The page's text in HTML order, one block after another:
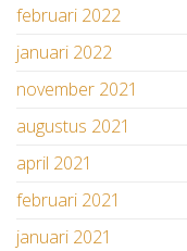
februari 2022
januari 2022
november 2021
augustus 2021
april 2021
februari 2021
januari 2021